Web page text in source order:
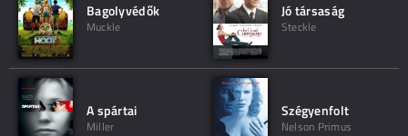
Bagolyvédők
Muckle
Jó társaság
Steckle
A spártai
Miller
Szégyenfolt
Nelson Primus